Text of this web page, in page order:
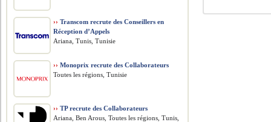
›› Transcom recrute des Conseillers en
Réception d’Appels
Ariana, Tunis, Tunisie
›› Monoprix recrute des Collaborateurs
Toutes les régions, Tunisie
›› TP recrute des Collaborateurs
Ariana, Ben Arous, Toutes les régions, Tunis,